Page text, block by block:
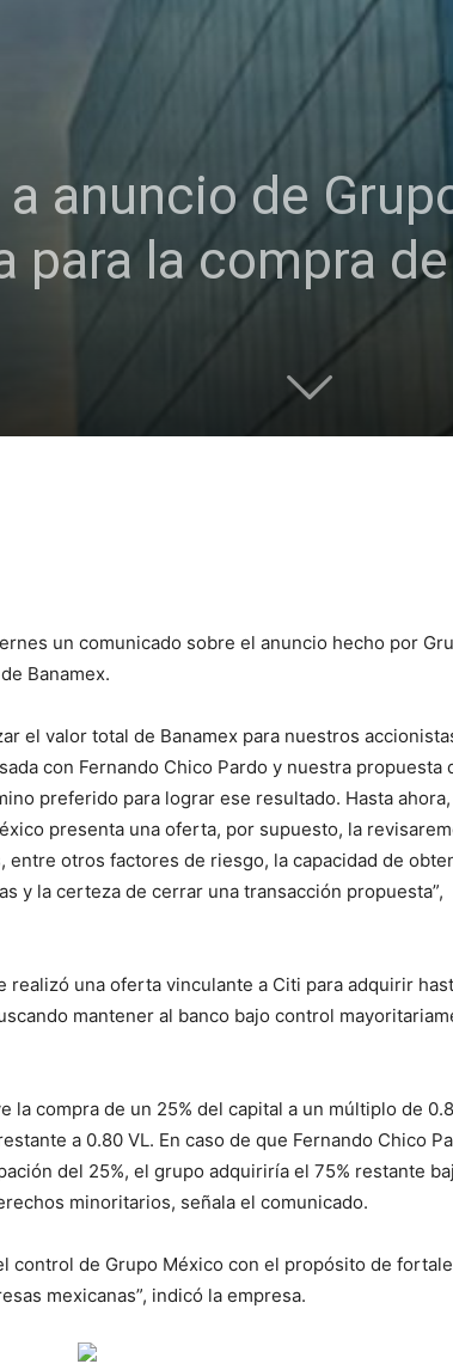
anuncio de
la compra de
un comunicado sobre el anuncio hecho por
Banamex.
el valor total de Banamex para nuestros
con Fernando Chico Pardo y nuestra propuesta
preferido para lograr ese resultado. Hasta
presenta una oferta, por supuesto, la
entre otros factores de riesgo, la capacidad de
y la certeza de cerrar una transacción propuesta”,
una oferta vinculante a Citi para adquirir
mantener al banco bajo control
la compra de un 25% del capital a un múltiplo de
a 0.80 VL. En caso de que Fernando Chico
del 25%, el grupo adquiriría el 75% restante
minoritarios, señala el comunicado.
control de Grupo México con el propósito de
mexicanas”, indicó la empresa.